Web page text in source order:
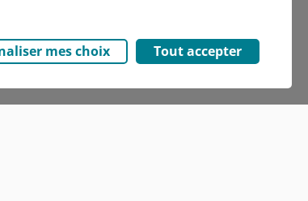
mes choix Tout accepter